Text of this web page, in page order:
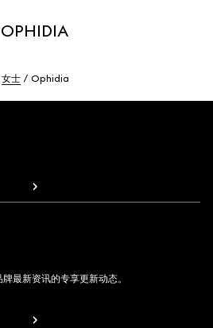
OPHIDIA
女士 Ophidia
最新资讯的专享更新动态。